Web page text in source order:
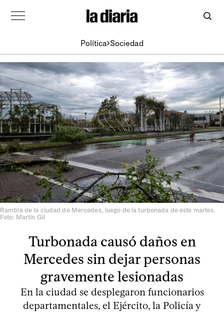
Política Sociedad
Rambla de la ciudad de Mercedes, luego de la turbonada de este martes.
Foto: Martín Gil
Turbonada causó daños en
Mercedes sin dejar personas
gravemente lesionadas
En la ciudad se desplegaron funcionarios
departamentales, el Ejército, la Policía y